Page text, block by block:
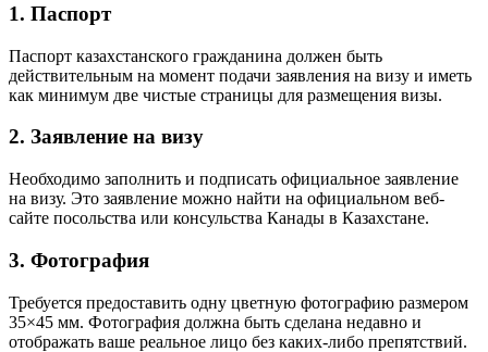
1. Паспорт
Паспорт казахстанского гражданина должен быть
действительным на момент подачи заявления на визу и иметь
как минимум две чистые страницы для размещения визы.
2. Заявление на визу
Необходимо заполнить и подписать официальное заявление
на визу. Это заявление можно найти на официальном веб-
сайте посольства или консульства Канады в Казахстане.
3. Фотография
Требуется предоставить одну цветную фотографию размером
35×45 мм. Фотография должна быть сделана недавно и
отображать ваше реальное лицо без каких-либо препятствий.